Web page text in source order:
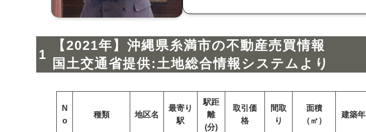
【2021年】沖縄県糸満市の不動産売買情報
国土交通省提供:土地総合情報システムより
N
o
種類 地区名
最寄り
駅
駅距
離
(分)
取引価
格
間取
り
面積
（㎡）
建築年